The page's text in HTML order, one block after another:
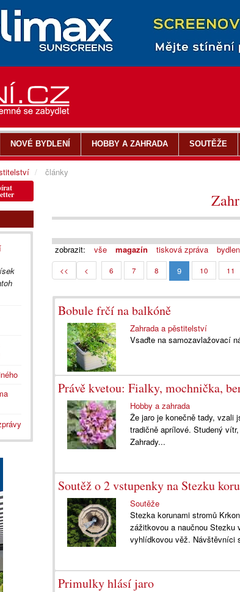
zobrazit: vše magazín tisková zpráva
<< < 6 7 8 9 10 11
Bobule frčí na balkóně
Zahrada a pěstitelství
Vsaďte na samozavlažovací
Právě kvetou: Fialky, mochnička,
Hobby a zahrada
Že jaro je konečně tady, vzali
tradičně aprílové. Studený
Zahrady...
Soutěž o 2 vstupenky na Stezku
Soutěže
Stezka korunami stromů
zážitkovou a naučnou Stezku
vyhlídkovou věž. Návštěvníci
Primulky hlásí jaro
NOVÉ BYDLENÍ HOBBY A ZAHRADA SOUTĚŽE
články